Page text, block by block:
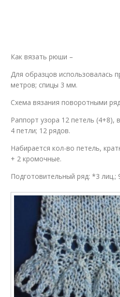
Как вязать рюши –
Для образцов использовалась
метров; спицы 3 мм.
Схема вязания поворотными
Раппорт узора 12 петель (4+8),
4 петли; 12 рядов.
Набирается кол-во петель,
+ 2 кромочные.
Подготовительный ряд: *3 лиц.;